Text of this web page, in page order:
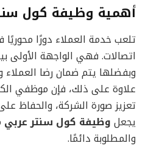
أهمية وظيفة كول
تلعب خدمة العملاء دورًا
اتصالات. فهي الواجهة الأولى
وبفضلها يتم ضمان رضا
علاوة على ذلك، فإن موظفي
تعزيز صورة الشركة، والحفاظ
يجعل وظيفة كول سنتر عربي
والمطلوبة دائمًا.